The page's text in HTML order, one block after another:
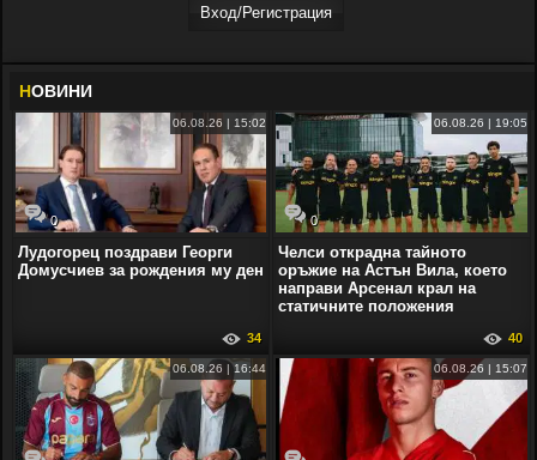
Вход/Регистрaция
НОВИНИ
0
06.08.26 | 15:02
Лудогорец поздрави Георги
Домусчиев за рождения му ден
34
0
06.08.26 | 19:05
Челси открадна тайното
оръжие на Астън Вила, което
направи Арсенал крал на
статичните положения
40
06.08.26 | 16:44 06.08.26 | 15:07